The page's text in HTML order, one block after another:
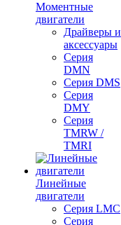
Моментные
двигатели
Драйверы и
аксессуары
Серия
DMN
Серия DMS
Серия
DMY
Серия
TMRW /
TMRI
Линейные
двигатели
Серия LMC
Серия